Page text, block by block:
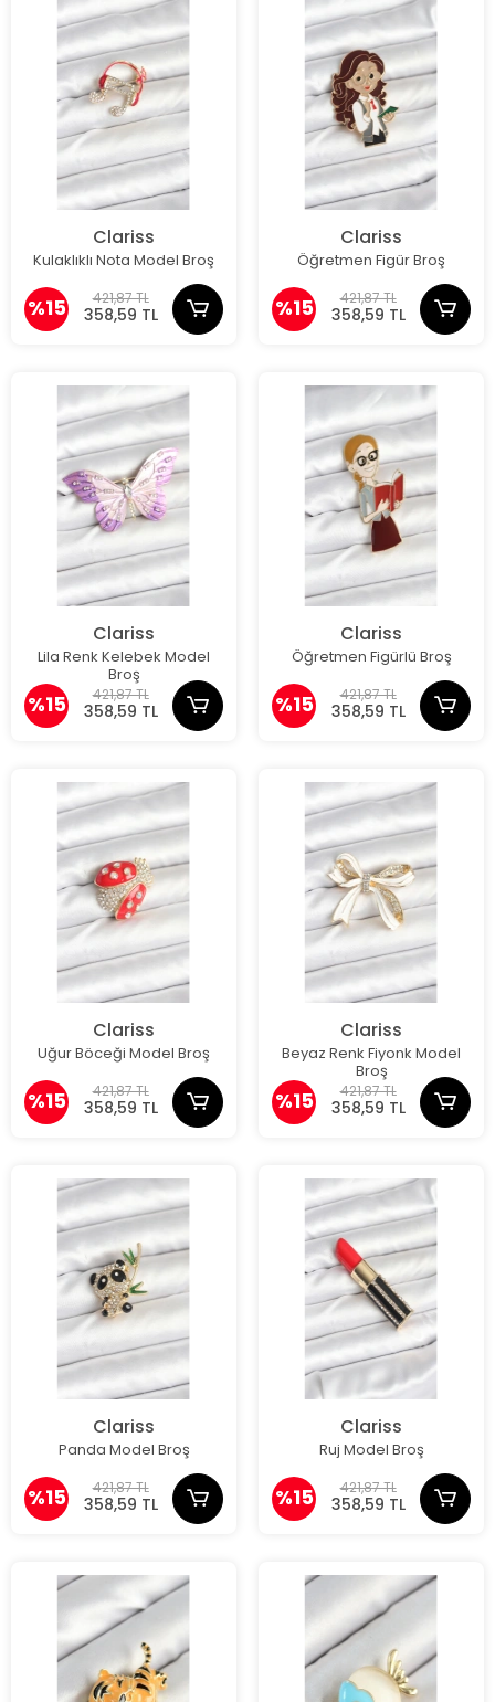
Clariss
Kulaklıklı Nota Model Broş
%15 421,87 TL
358,59 TL
Clariss
Öğretmen Figür Broş
%15 421,87 TL
358,59 TL
Clariss
Lila Renk Kelebek Model
Broş
%15 421,87 TL
358,59 TL
Clariss
Öğretmen Figürlü Broş
%15 421,87 TL
358,59 TL
Clariss
Uğur Böceği Model Broş
%15 421,87 TL
358,59 TL
Clariss
Beyaz Renk Fiyonk Model
Broş
%15 421,87 TL
358,59 TL
Clariss
Panda Model Broş
%15 421,87 TL
358,59 TL
Clariss
Ruj Model Broş
%15 421,87 TL
358,59 TL